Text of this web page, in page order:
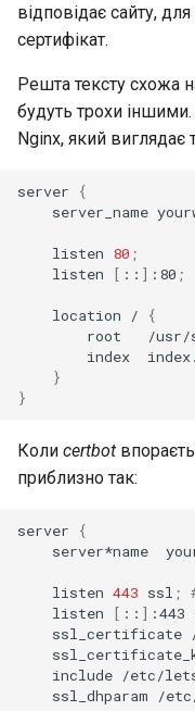
відповідає сайту,
сертифікат.
Решта тексту схожа
будуть трохи
Nginx, який виглядає
server
{
server_name
listen 80 ;
listen
[ :: ] :80 ;
location /
{
root
/usr/
index
}
}
Коли certbot
приблизно так:
server
{
server*name
listen 443 ssl ;
listen
[ :: ] :443
ssl_certificate
include /etc/
ssl_dhparam
/